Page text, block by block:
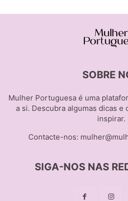
SOBRE
Mulher Portuguesa é uma
a si. Descubra algumas dicas
inspirar.
Contacte-nos:
SIGA-NOS NAS